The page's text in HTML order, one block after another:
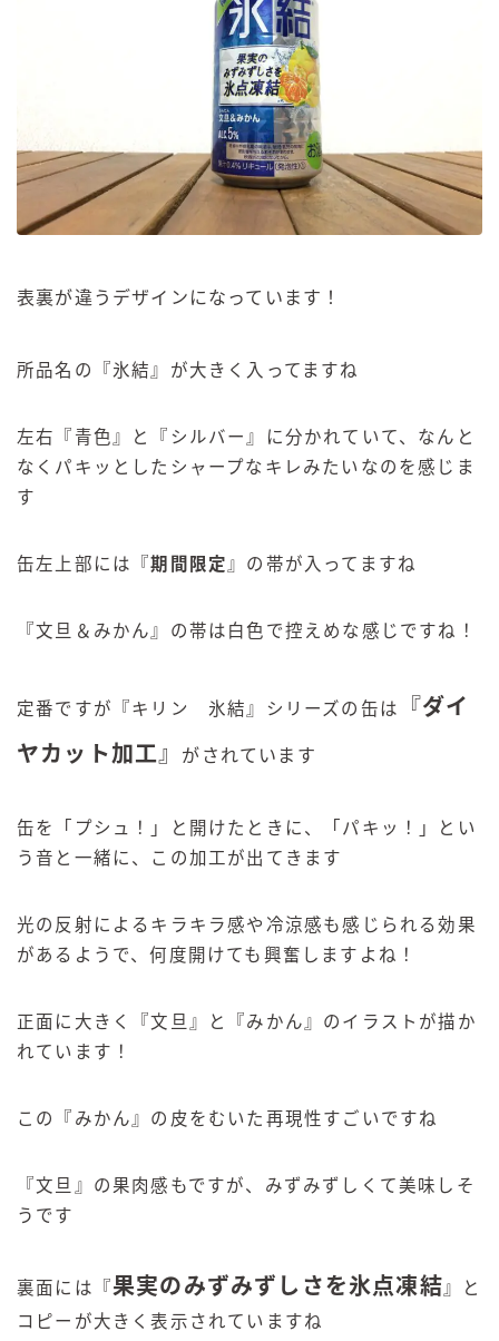
表裏が違うデザインになっています！
所品名の『氷結』が大きく入ってますね
左右『青色』と『シルバー』に分かれていて、なんと
なくパキッとしたシャープなキレみたいなのを感じま
す
缶左上部には『期間限定 』の帯が入ってますね
『文旦＆みかん』の帯は白色で控えめな感じですね！
定番ですが『キリン 氷結』シリーズの缶は 『ダイ
ヤカット加工』 がされています
缶を「プシュ！」と開けたときに、「パキッ！」とい
う音と一緒に、この加工が出てきます
光の反射によるキラキラ感や冷涼感も感じられる効果
があるようで、何度開けても興奮しますよね！
正面に大きく『文旦』と『みかん』のイラストが描か
れています！
この『みかん』の皮をむいた再現性すごいですね
『文旦』の果肉感もですが、みずみずしくて美味しそ
うです
裏面には『果実のみずみずしさを氷点凍結 』と
コピーが大きく表示されていますね